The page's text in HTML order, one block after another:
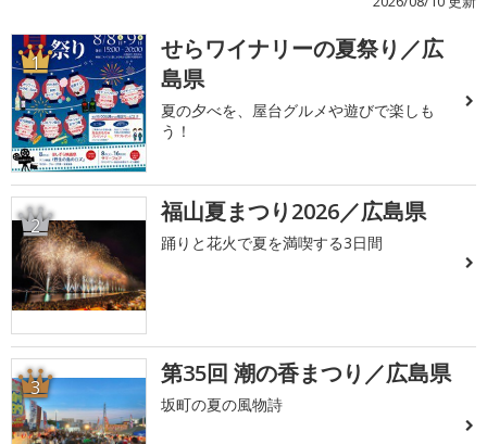
1
せらワイナリーの夏祭り／広
島県
夏の夕べを、屋台グルメや遊びで楽しも
う！
2 福山夏まつり2026／広島県
踊りと花火で夏を満喫する3日間
3 第35回 潮の香まつり／広島県
坂町の夏の風物詩